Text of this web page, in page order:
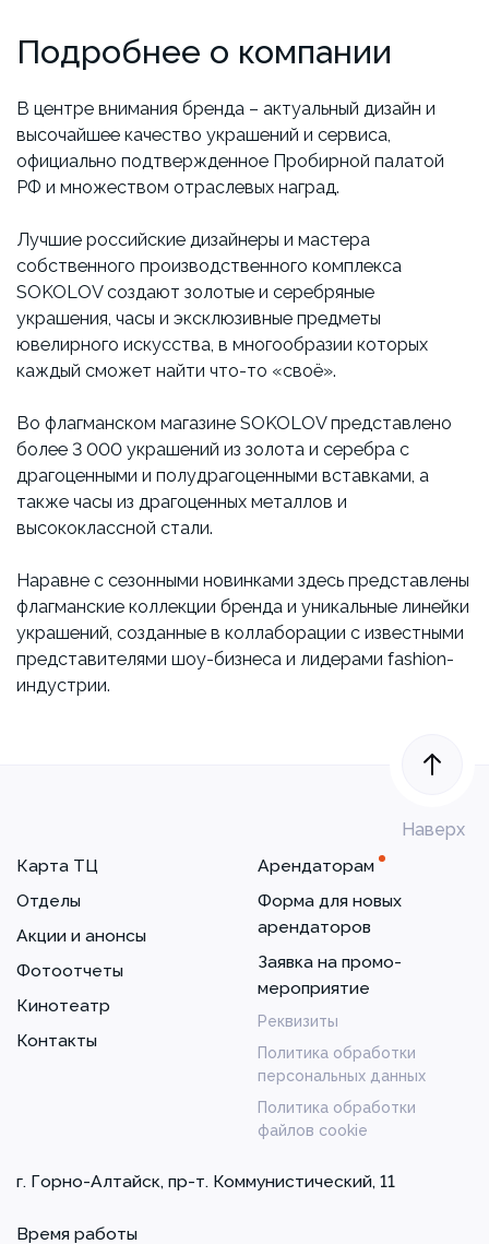
Подробнее о компании
В центре внимания бренда – актуальный дизайн и
высочайшее качество украшений и сервиса,
официально подтвержденное Пробирной палатой
РФ и множеством отраслевых наград.
Лучшие российские дизайнеры и мастера
собственного производственного комплекса
SOKOLOV создают золотые и серебряные
украшения, часы и эксклюзивные предметы
ювелирного искусства, в многообразии которых
каждый сможет найти что-то «своё».
Во флагманском магазине SOKOLOV представлено
более 3 000 украшений из золота и серебра с
драгоценными и полудрагоценными вставками, а
также часы из драгоценных металлов и
высококлассной стали.
Наравне с сезонными новинками здесь представлены
флагманские коллекции бренда и уникальные линейки
украшений, созданные в коллаборации с известными
представителями шоу-бизнеса и лидерами fashion-
индустрии.
Наверх
Карта ТЦ
Отделы
Акции и анонсы
Фотоотчеты
Кинотеатр
Контакты
Арендаторам
Форма для новых
арендаторов
Заявка на промо-
мероприятие
Реквизиты
Политика обработки
персональных данных
Политика обработки
файлов cookie
г. Горно-Алтайск, пр-т. Коммунистический, 11
Время работы